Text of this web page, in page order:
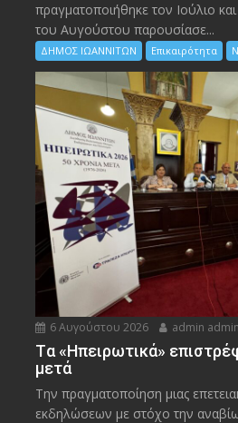
πραγματοποιήθηκε τον Ιούλιο
του Αυγούστου παρουσίασε...
ΔΗΜΟΣ ΙΩΑΝΝΙΤΩΝ Επικαιρότητα
6 Αυγούστου 2026 admin admin
Tα «Ηπειρωτικά»
μετά
Την πραγματοποίηση μιας
εκδηλώσεων με στόχο την